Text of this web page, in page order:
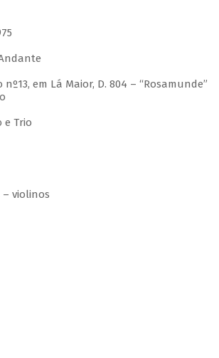
em Lá Maior, D. 804 – “Rosamunde”
Trio
– violinos